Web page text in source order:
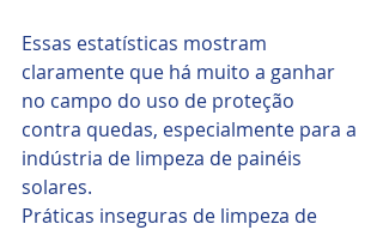
Essas estatísticas mostram
claramente que há muito a ganhar
no campo do uso de proteção
contra quedas, especialmente para a
indústria de limpeza de painéis
solares.
Práticas inseguras de limpeza de